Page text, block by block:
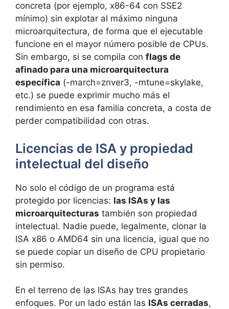
concreta (por ejemplo, x86-64 con SSE2
mínimo) sin explotar al máximo ninguna
microarquitectura, de forma que el ejecutable
funcione en el mayor número posible de CPUs.
Sin embargo, si se compila con flags de
afinado para una microarquitectura
específica (-march=znver3, -mtune=skylake,
etc.) se puede exprimir mucho más el
rendimiento en esa familia concreta, a costa de
perder compatibilidad con otras.
Licencias de ISA y propiedad
intelectual del diseño
No solo el código de un programa está
protegido por licencias: las ISAs y las
microarquitecturas también son propiedad
intelectual. Nadie puede, legalmente, clonar la
ISA x86 o AMD64 sin una licencia, igual que no
se puede copiar un diseño de CPU propietario
sin permiso.
En el terreno de las ISAs hay tres grandes
enfoques. Por un lado están las ISAs cerradas,